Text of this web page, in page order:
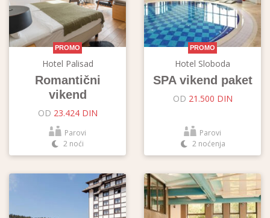
PROMO
Hotel Palisad
Romantični
vikend
OD 23.424 DIN
Parovi
2 noći
PROMO
Hotel Sloboda
SPA vikend paket
OD 21.500 DIN
Parovi
2 noćenja